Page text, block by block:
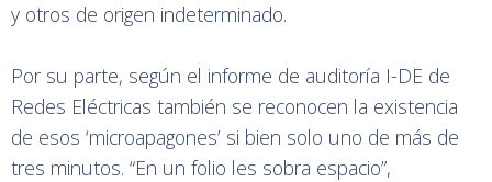
y otros de origen indeterminado.
Por su parte, según el informe de auditoría I-DE de
Redes Eléctricas también se reconocen la existencia
de esos ‘microapagones’ si bien solo uno de más de
tres minutos. “En un folio les sobra espacio”,